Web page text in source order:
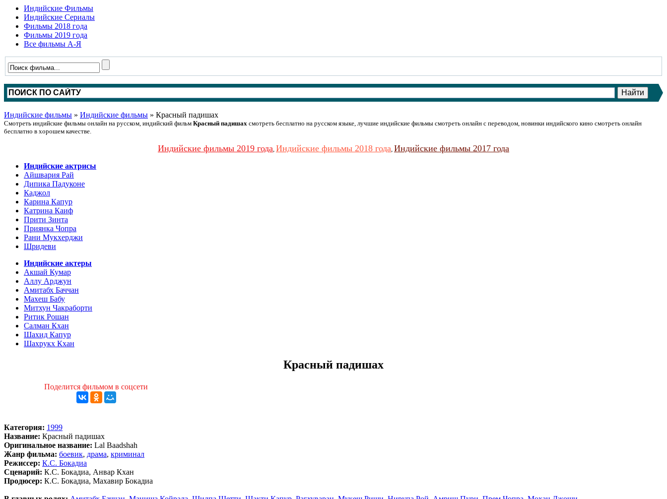
Индийские Фильмы
Индийские Сериалы
Фильмы 2018 года
Фильмы 2019 года
Все фильмы А-Я
Индийские фильмы » Индийские фильмы » Красный падишах
Смотреть индийские фильмы онлайн на русском, индийский фильм Красный падишах смотреть бесплатно на русском языке, лучшие индийские фильмы смотреть онлайн с переводом, новинки индийского кино смотреть онлайн
бесплатно в хорошем качестве.
Индийские фильмы 2019 года, Индийские фильмы 2018 года, Индийские фильмы 2017 года
Индийские актрисы
Айшвария Рай
Дипика Падуконе
Каджол
Карина Капур
Катрина Каиф
Прити Зинта
Приянка Чопра
Рани Мукхерджи
Шридеви
Индийские актеры
Акшай Кумар
Аллу Арджун
Амитабх Баччан
Махеш Бабу
Митхун Чакраборти
Ритик Рошан
Салман Кхан
Шахид Капур
Шахрукх Кхан
Красный падишах
Поделится фильмом в соцсети
Категория: 1999
Название: Красный падишах
Оригинальное название: Lal Baadshah
Жанр фильма: боевик, драма, криминал
Режиссер: К.С. Бокадиа
Сценарий: К.С. Бокадиа, Анвар Кхан
Продюсер: К.С. Бокадиа, Махавир Бокадиа